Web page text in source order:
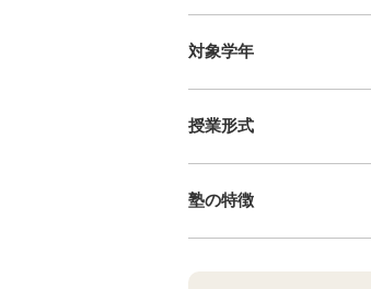
対象学年
授業形式
塾の特徴